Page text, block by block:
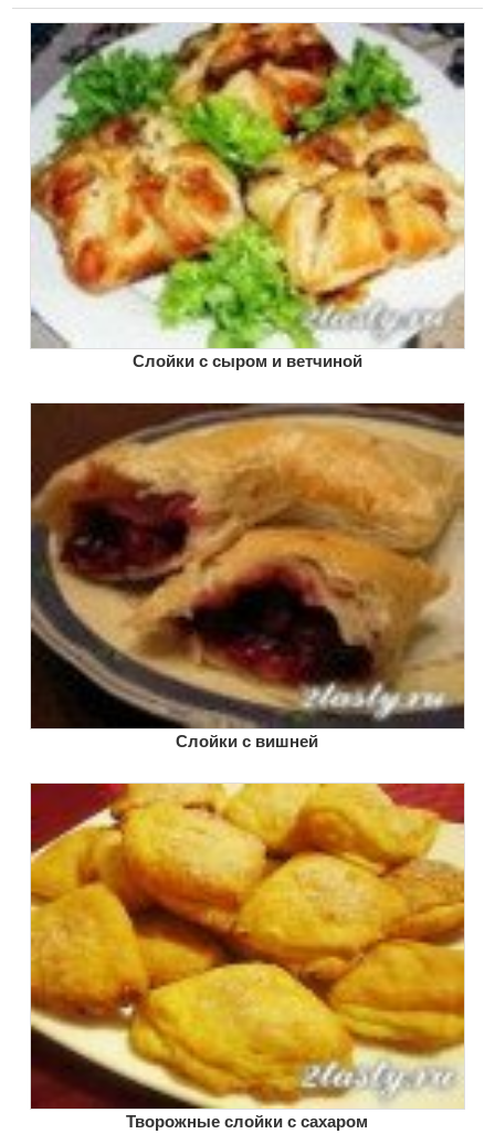
Слойки с сыром и ветчиной
Слойки с вишней
Творожные слойки с сахаром